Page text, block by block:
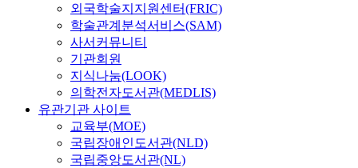
외국학술지지원센터(FRIC)
학술관계분석서비스(SAM)
사서커뮤니티
기관회원
지식나눔(LOOK)
의학전자도서관(MEDLIS)
유관기관 사이트
교육부(MOE)
국립장애인도서관(NLD)
국립중앙도서관(NL)